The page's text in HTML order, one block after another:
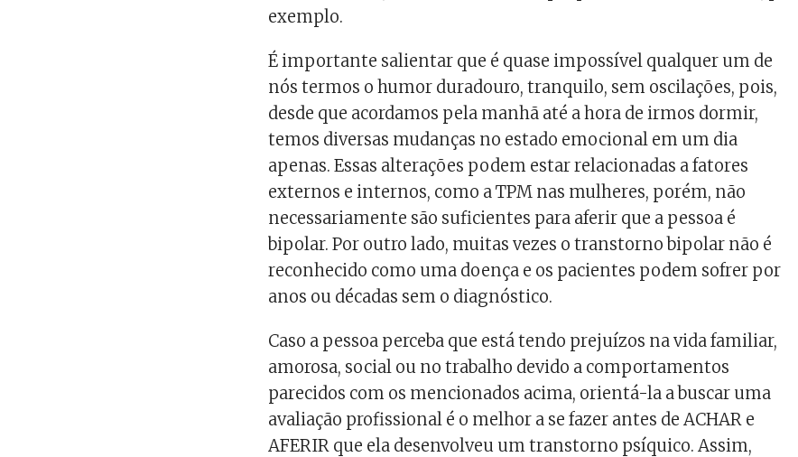
exemplo.
É importante salientar que é quase impossível qualquer um de
nós termos o humor duradouro, tranquilo, sem oscilações, pois,
desde que acordamos pela manhã até a hora de irmos dormir,
temos diversas mudanças no estado emocional em um dia
apenas. Essas alterações podem estar relacionadas a fatores
externos e internos, como a TPM nas mulheres, porém, não
necessariamente são suficientes para aferir que a pessoa é
bipolar. Por outro lado, muitas vezes o transtorno bipolar não é
reconhecido como uma doença e os pacientes podem sofrer por
anos ou décadas sem o diagnóstico.
Caso a pessoa perceba que está tendo prejuízos na vida familiar,
amorosa, social ou no trabalho devido a comportamentos
parecidos com os mencionados acima, orientá-la a buscar uma
avaliação profissional é o melhor a se fazer antes de ACHAR e
AFERIR que ela desenvolveu um transtorno psíquico. Assim,